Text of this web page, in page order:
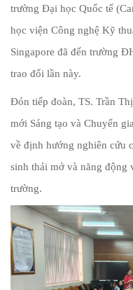
trường Đại học Quốc tế
học viện Công nghệ Kỹ
Singapore đã đến trường
trao đổi lần này.
Đón tiếp đoàn, TS. Trần
mới Sáng tạo và Chuyển
về định hướng nghiên cứu
sinh thái mở và năng
trường.